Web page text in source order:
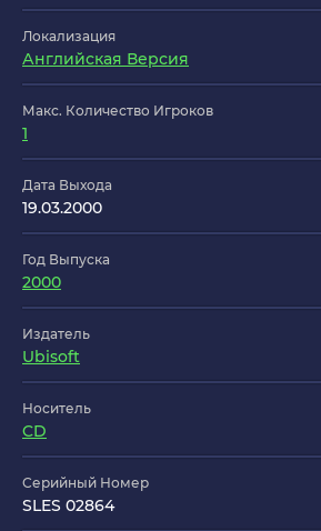
Локализация
Английская Версия
Макс. Количество Игроков
1
Дата Выхода
19.03.2000
Год Выпуска
2000
Издатель
Ubisoft
Носитель
CD
Серийный Номер
SLES 02864